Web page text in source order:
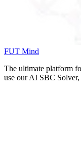
FUT Mind
The ultimate platform
use our AI SBC Solver,